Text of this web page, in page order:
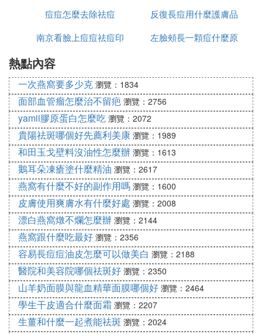
2、用去蟎蟲肥皂洗臉
很多人可能不知道自己長痘痘的原因是由於臉上的蟎
蟲比較多，蟎蟲的繁殖能力是非常強大的，所以很容
易使整個臉部都長滿了蟎蟲。現在市面上有很多去蟎
蟲的肥皂是專門用來洗臉，去除蟎蟲的。臉上有痘痘
的人可以每個星期用兩三次去蟎蟲肥皂來洗臉，不過
最好不要天天用。
3、洗面奶
空氣中含有很多的有害成分和粉塵，一天下來大家的
臉上多多少少都會吸附粉塵，如果不注意清潔的話就
很容易引發長痘。洗面奶具有清潔皮膚和洗去粉塵的
作用，所以如果不想長痘的話，就要早上和晚上都用
洗面奶清潔臉部。
用什麼洗臉可以去痘印
1、鮮奶洗臉
每天取一大杯鮮奶混合在洗臉的清水中，洗臉，洗臉
時用手按摩臉，每天早上5分鍾，換水洗凈即可。
2、硫磺皂洗臉祛痘
痘痘怎麼去除祛痘
反復長痘用什麼護膚品
祛痘
南京看臉上痘痘祛痘印
左臉頰長一顆痘什麼原
熱點內容
一次燕窩要多少克 瀏覽：1834
面部血管瘤怎麼治不留疤 瀏覽：2756
yamii膠原蛋白怎麼吃 瀏覽：2072
貴陽祛斑哪個好先薦利美康 瀏覽：1989
和田玉戈壁料沒油性怎麼辦 瀏覽：1613
鵝耳朵凍瘡塗什麼精油 瀏覽：2617
燕窩有什麼不好的副作用嗎 瀏覽：1600
皮膚使用爽膚水有什麼好處 瀏覽：2008
漂白燕窩燉不爛怎麼辦 瀏覽：2144
燕窩跟什麼吃最好 瀏覽：2356
容易長痘痘油皮怎麼可以做美白 瀏覽：2188
醫院和美容院哪個祛斑好 瀏覽：2350
山羊奶面膜與龍血精華面膜哪個好 瀏覽：2464
學生干皮適合什麼面霜 瀏覽：2207
生薑和什麼一起煮能祛斑 瀏覽：2024